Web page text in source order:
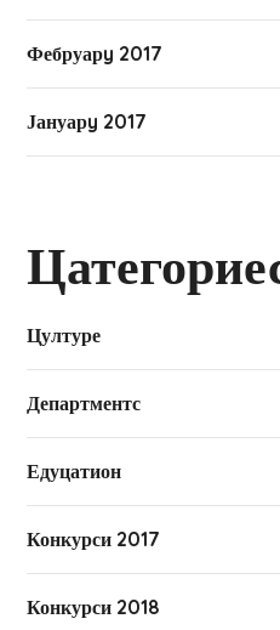
Фебруарy 2017
Јануарy 2017
Цултуре
Департментс
Едуцатион
Конкурси 2017
Конкурси 2018